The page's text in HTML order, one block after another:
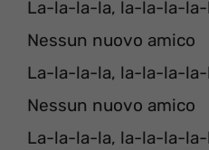
La-la-la-la, la-la-la-
Nessun nuovo amico
La-la-la-la, la-la-la-
Nessun nuovo amico
La-la-la-la, la-la-la-